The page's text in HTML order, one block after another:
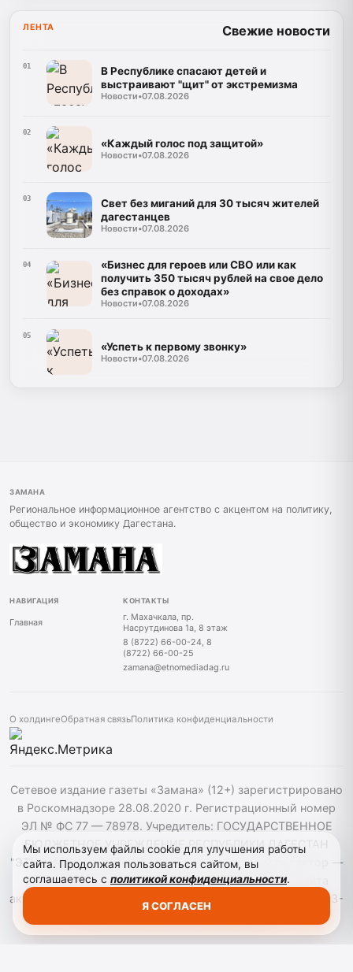
ЛЕНТА Свежие новости
01
В Республике спасают детей и
выстраивают "щит" от экстремизма
Новости•07.08.2026
02
«Каждый голос под защитой»
Новости•07.08.2026
03
Свет без миганий для 30 тысяч жителей
дагестанцев
Новости•07.08.2026
04
«Бизнес для героев или СВО или как
получить 350 тысяч рублей на свое дело
без справок о доходах»
Новости•07.08.2026
05
«Успеть к первому звонку»
Новости•07.08.2026
ЗАМАНА
Региональное информационное агентство с акцентом на политику,
общество и экономику Дагестана.
НАВИГАЦИЯ
Главная
КОНТАКТЫ
г. Махачкала, пр.
Насрутдинова 1а, 8 этаж
8 (8722) 66-00-24, 8
(8722) 66-00-25
zamana@etnomediadag.ru
О холдингеОбратная связьПолитика конфиденциальности
Сетевое издание газеты «Замана» (12+) зарегистрировано
в Роскомнадзоре 28.08.2020 г. Регистрационный номер
ЭЛ № ФС 77 — 78978. Учредитель: ГОСУДАРСТВЕННОЕ
БЮДЖЕТНОЕ УЧРЕЖДЕНИЕ РЕСПУБЛИКИ ДАГЕСТАН
"ЭТНОМЕДИАХОЛДИНГ "ДАГЕСТАН". Главный редактор —
Багомедов Р.Р. При использовании материалов сайта
активная гиперссылка на zamana.info обязательна. ©️ 2013-
Мы используем файлы cookie для улучшения работы
сайта. Продолжая пользоваться сайтом, вы
соглашаетесь с политикой конфиденциальности.
Я СОГЛАСЕН